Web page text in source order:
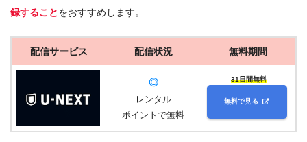
録することをおすすめします。
配信サービス 配信状況 無料期間
◎
レンタル
ポイントで無料
31日間無料
無料で見る